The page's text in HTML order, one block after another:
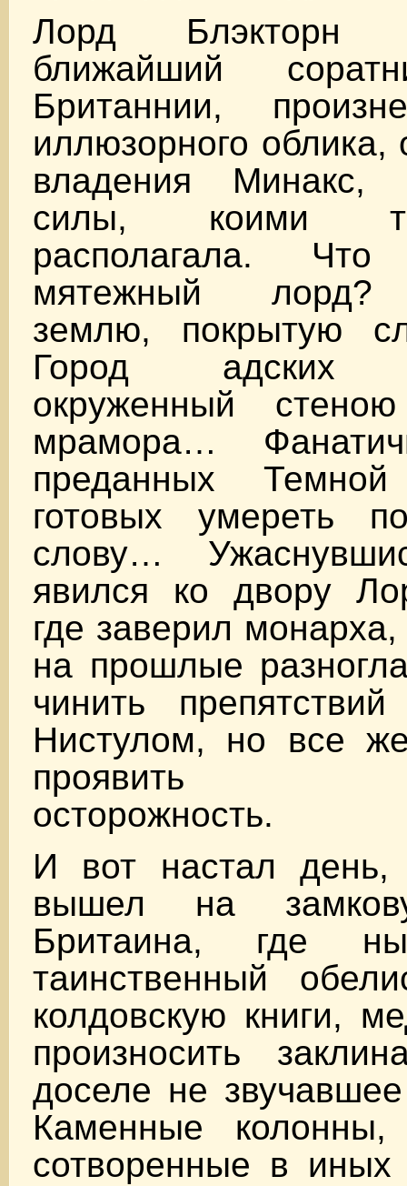
Лорд Блэкторн
ближайший
Британнии,
иллюзорного облика,
владения Минакс,
силы, коими
располагала.
мятежный лорд?
землю, покрытую
Город адских
окруженный
мрамора…
преданных
готовых умереть
слову…
явился ко двору
где заверил
на прошлые
чинить
Нистулом, но все
проявить
осторожность.
И вот настал день,
вышел на
Бритаина, где
таинственный
колдовскую книги,
произносить
доселе не
Каменные колонны,
сотворенные в иных